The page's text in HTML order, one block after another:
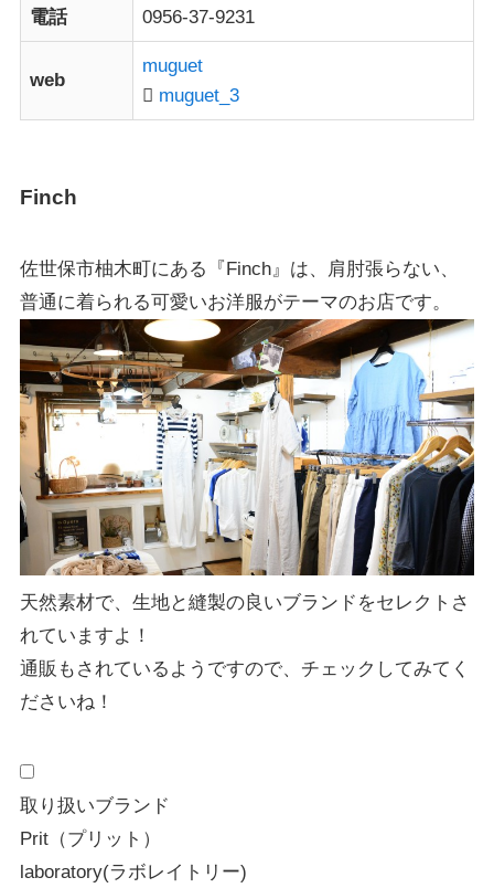
電話 0956-37-9231
web
muguet
muguet_3
Finch
佐世保市柚木町にある『Finch』は、肩肘張らない、
普通に着られる可愛いお洋服がテーマのお店です。
天然素材で、 生地と縫製の良いブランド をセレクトさ
れていますよ！
通販もされているようですので、チェックしてみてく
ださいね！
取り扱いブランド
Prit（プリット）
laboratory(ラボレイトリー)